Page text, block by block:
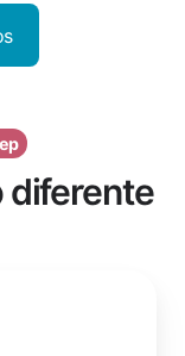
diferente